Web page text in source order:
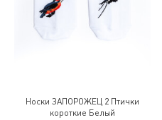
Носки ЗАПОРОЖЕЦ 2 Птички
короткие Белый